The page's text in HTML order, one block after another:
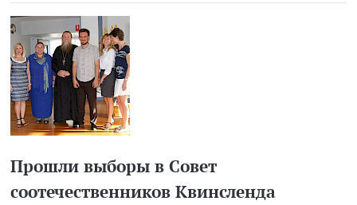
Прошли выборы в Совет
соотечественников Квинсленда